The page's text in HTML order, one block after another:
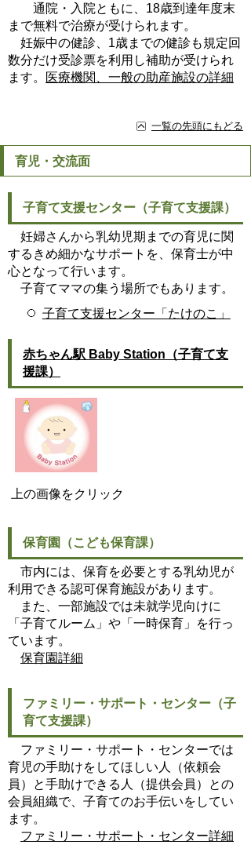
通院・入院ともに、18歳到達年度末
まで無料で治療が受けられます。
妊娠中の健診、1歳までの健診も規定回
数分だけ受診票を利用し補助が受けられ
ます。
医療機関、一般の助産施設の詳細
一覧の先頭にもどる
育児・交流面
子育て支援センター（子育て支援課）
妊婦さんから乳幼児期までの育児に関
するきめ細かなサポートを、保育士が中
心となって行います。
子育てママの集う場所でもあります。
子育て支援センター「たけのこ」
赤ちゃん駅 Baby Station（子育て支
援課）
上の画像をクリック
保育園（こども保育課）
市内には、保育を必要とする乳幼児が
利用できる認可保育施設があります。
また、一部施設では未就学児向けに
「子育てルーム」や「一時保育」を行っ
ています。
保育園詳細
ファミリー・サポート・センター（子
育て支援課）
ファミリー・サポート・センターでは
育児の手助けをしてほしい人（依頼会
員）と手助けできる人（提供会員）との
会員組織で、子育てのお手伝いをしてい
ます。
ファミリー・サポート・センター詳細